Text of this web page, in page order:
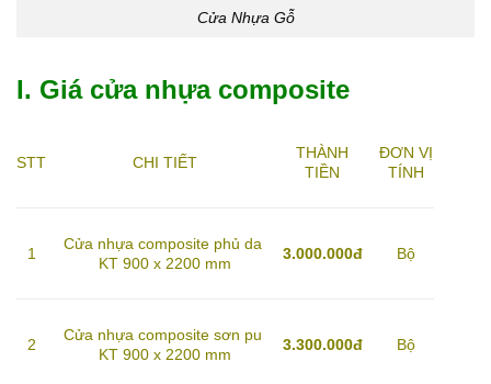
Cửa Nhựa Gỗ
I. Giá cửa nhựa composite
STT CHI TIẾT
THÀNH
TIỀN
ĐƠN VỊ
TÍNH
1
Cửa nhựa composite phủ da
KT 900 x 2200 mm
3.000.000đ Bộ
2
Cửa nhựa composite sơn pu
KT 900 x 2200 mm
3.300.000đ Bộ